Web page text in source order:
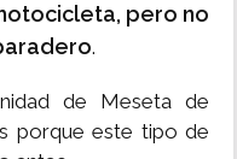
pero no
.
de Meseta de
porque este tipo de